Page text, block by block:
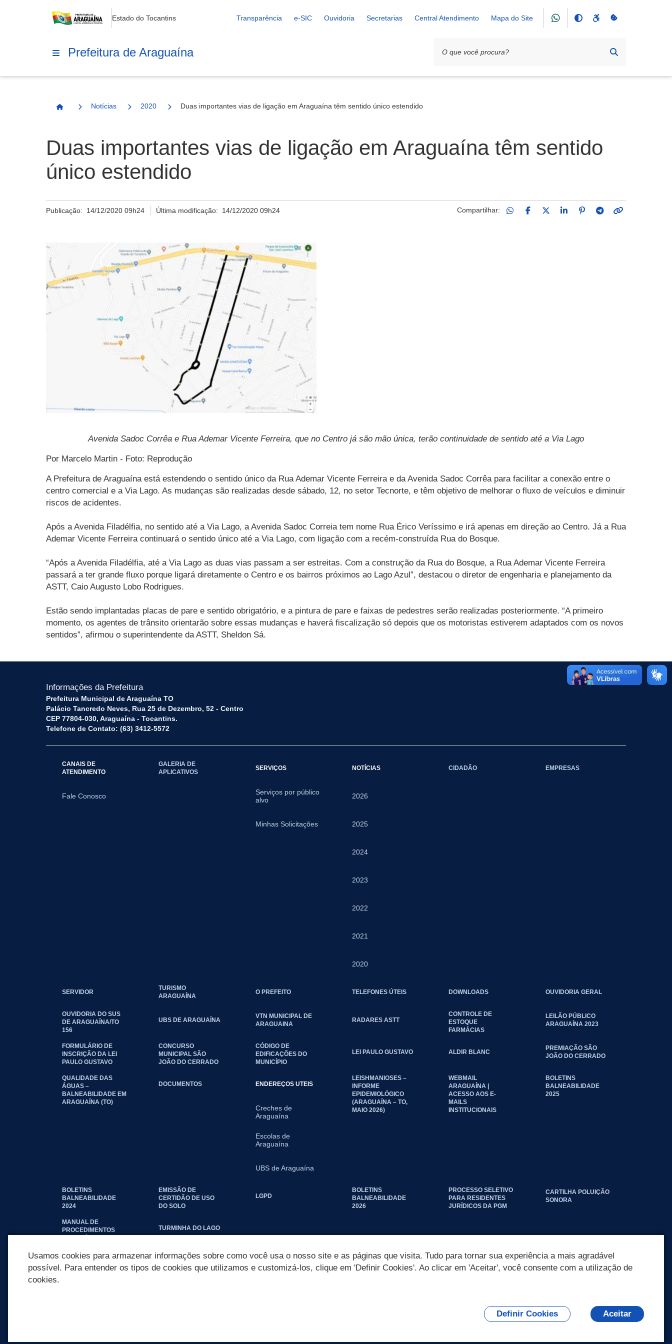
Estado do Tocantins Transparência e-SIC Ouvidoria Secretarias Central Atendimento Mapa do Site
Prefeitura de Araguaína
Página Inicial
Notícias 2020 Duas importantes vias de ligação em Araguaína têm sentido único estendido
Duas importantes vias de ligação em Araguaína têm sentido
único estendido
Publicação: 14/12/2020 09h24 Última modificação: 14/12/2020 09h24 Compartilhar:
Avenida Sadoc Corrêa e Rua Ademar Vicente Ferreira, que no Centro já são mão única, terão continuidade de sentido até a Via Lago
Por Marcelo Martin - Foto: Reprodução
A Prefeitura de Araguaína está estendendo o sentido único da Rua Ademar Vicente Ferreira e da Avenida Sadoc Corrêa para facilitar a conexão entre o
centro comercial e a Via Lago. As mudanças são realizadas desde sábado, 12, no setor Tecnorte, e têm objetivo de melhorar o fluxo de veículos e diminuir
riscos de acidentes.
Após a Avenida Filadélfia, no sentido até a Via Lago, a Avenida Sadoc Correia tem nome Rua Érico Veríssimo e irá apenas em direção ao Centro. Já a Rua
Ademar Vicente Ferreira continuará o sentido único até a Via Lago, com ligação com a recém-construída Rua do Bosque.
“Após a Avenida Filadélfia, até a Via Lago as duas vias passam a ser estreitas. Com a construção da Rua do Bosque, a Rua Ademar Vicente Ferreira
passará a ter grande fluxo porque ligará diretamente o Centro e os bairros próximos ao Lago Azul”, destacou o diretor de engenharia e planejamento da
ASTT, Caio Augusto Lobo Rodrigues.
Estão sendo implantadas placas de pare e sentido obrigatório, e a pintura de pare e faixas de pedestres serão realizadas posteriormente. “A primeiro
momento, os agentes de trânsito orientarão sobre essas mudanças e haverá fiscalização só depois que os motoristas estiverem adaptados com os novos
sentidos”, afirmou o superintendente da ASTT, Sheldon Sá.
Informações da Prefeitura
Prefeitura Municipal de Araguaína TO
Palácio Tancredo Neves, Rua 25 de Dezembro, 52 - Centro
CEP 77804-030, Araguaína - Tocantins.
Telefone de Contato: (63) 3412-5572
CANAIS DE
ATENDIMENTO
Fale Conosco
GALERIA DE
APLICATIVOS
SERVIÇOS
Serviços por público
alvo
Minhas Solicitações
NOTÍCIAS
2026
2025
2024
2023
2022
2021
2020
CIDADÃO EMPRESAS
SERVIDOR
TURISMO
ARAGUAÍNA
O PREFEITO TELEFONES ÚTEIS DOWNLOADS OUVIDORIA GERAL
OUVIDORIA DO SUS
DE ARAGUAÍNA/TO
156
UBS DE ARAGUAÍNA
VTN MUNICIPAL DE
ARAGUAINA
RADARES ASTT
CONTROLE DE
ESTOQUE
FARMÁCIAS
LEILÃO PÚBLICO
ARAGUAÍNA 2023
FORMULÁRIO DE
INSCRIÇÃO DA LEI
PAULO GUSTAVO
CONCURSO
MUNICIPAL SÃO
JOÃO DO CERRADO
CÓDIGO DE
EDIFICAÇÕES DO
MUNICÍPIO
LEI PAULO GUSTAVO ALDIR BLANC
PREMIAÇÃO SÃO
JOÃO DO CERRADO
QUALIDADE DAS
ÁGUAS –
BALNEABILIDADE EM
ARAGUAÍNA (TO)
DOCUMENTOS ENDEREÇOS UTEIS
Creches de
Araguaína
Escolas de
Araguaína
UBS de Araguaína
LEISHMANIOSES –
INFORME
EPIDEMIOLÓGICO
(ARAGUAÍNA – TO,
MAIO 2026)
WEBMAIL
ARAGUAÍNA |
ACESSO AOS E-
MAILS
INSTITUCIONAIS
BOLETINS
BALNEABILIDADE
2025
BOLETINS
BALNEABILIDADE
2024
EMISSÃO DE
CERTIDÃO DE USO
DO SOLO
LGPD
BOLETINS
BALNEABILIDADE
2026
PROCESSO SELETIVO
PARA RESIDENTES
JURÍDICOS DA PGM
CARTILHA POLUIÇÃO
SONORA
MANUAL DE
PROCEDIMENTOS
TURMINHA DO LAGO
Usamos cookies para armazenar informações sobre como você usa o nosso site e as páginas que visita. Tudo para tornar sua experiência a mais agradável
possível. Para entender os tipos de cookies que utilizamos e customizá-los, clique em 'Definir Cookies'. Ao clicar em 'Aceitar', você consente com a utilização de
cookies.
Definir Cookies Aceitar